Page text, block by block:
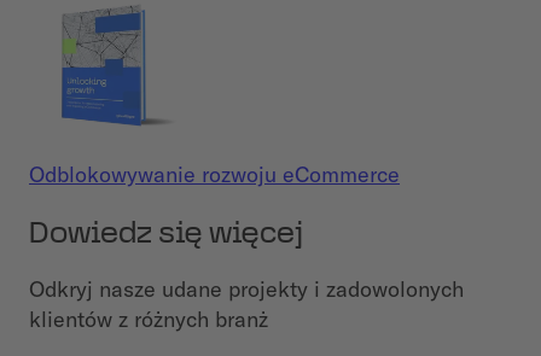
Odblokowywanie rozwoju eCommerce
Dowiedz się więcej
Odkryj nasze udane projekty i zadowolonych
klientów z różnych branż